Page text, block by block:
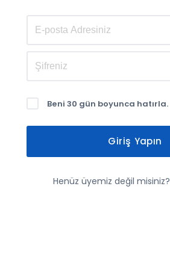
Beni 30 gün boyunca hatırla.
Giriş Yapın
Henüz üyemiz değil misiniz?